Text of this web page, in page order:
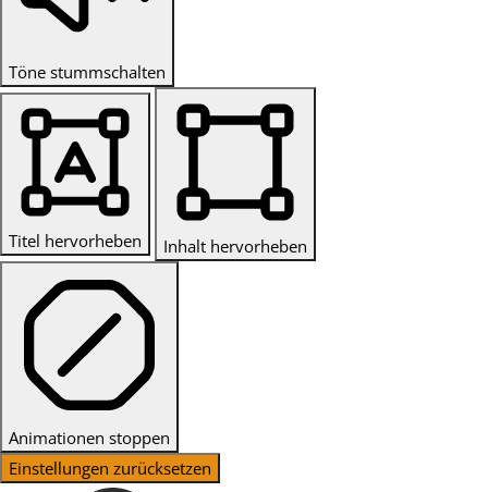
Töne stummschalten
Titel hervorheben Inhalt hervorheben
Animationen stoppen
Einstellungen zurücksetzen